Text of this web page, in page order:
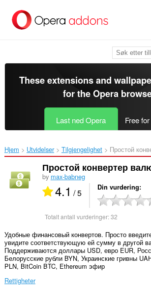
direkte
These extensions and
for theOpera
Last ned Opera Free
Hjem Utvidelser Tilgjengelighet Простой
Простой конвертер
by max-babneg
4.1 / 5 Din vurdering
Totalt antall vurderinger:32
Удобные финансовый конвертов. Просто
увидите соответствующую ей сумму в другой
Поддерживаются доллары USD, евро EUR,
Белорусские рубли BYN, Украинские гривны
PLN, BitCoin BTC, Ethereum эфир
Rettigheter